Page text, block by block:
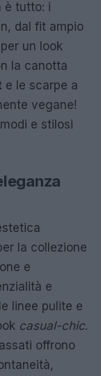
è tutto: i
dal fit ampio
un look
la canotta
e le scarpe a
vegane!
e stilosi
la collezione
e
e
linee pulite e
casual-chic.
offrono